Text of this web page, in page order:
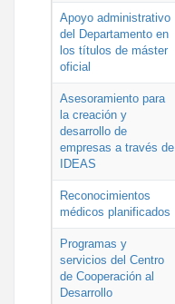
Apoyo administrativo
del Departamento en
los títulos de máster
oficial
Asesoramiento para
la creación y
desarrollo de
empresas a través de
IDEAS
Reconocimientos
médicos planificados
Programas y
servicios del Centro
de Cooperación al
Desarrollo